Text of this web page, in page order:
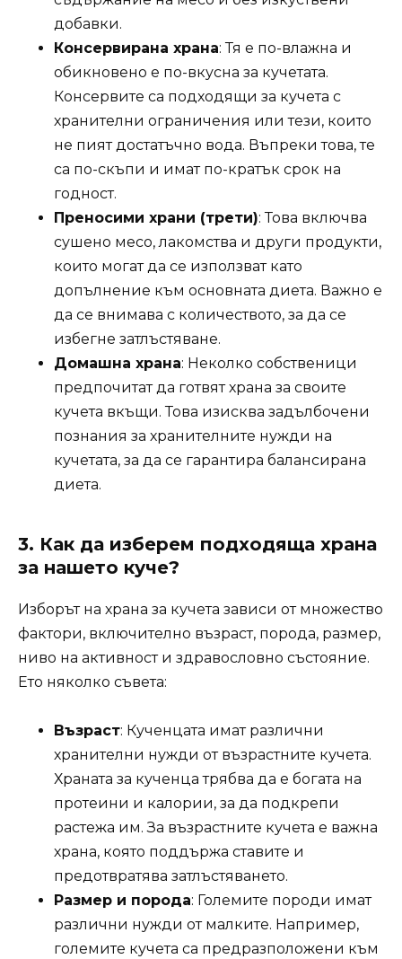
добавки.
Консервирана храна: Тя е по-влажна и
обикновено е по-вкусна за кучетата.
Консервите са подходящи за кучета с
хранителни ограничения или тези, които
не пият достатъчно вода. Въпреки това, те
са по-скъпи и имат по-кратък срок на
годност.
Преносими храни (трети): Това включва
сушено месо, лакомства и други продукти,
които могат да се използват като
допълнение към основната диета. Важно е
да се внимава с количеството, за да се
избегне затлъстяване.
Домашна храна: Неколко собственици
предпочитат да готвят храна за своите
кучета вкъщи. Това изисква задълбочени
познания за хранителните нужди на
кучетата, за да се гарантира балансирана
диета.
3. Как да изберем подходяща храна
за нашето куче?
Изборът на храна за кучета зависи от множество
фактори, включително възраст, порода, размер,
ниво на активност и здравословно състояние.
Ето няколко съвета:
Възраст: Кученцата имат различни
хранителни нужди от възрастните кучета.
Храната за кученца трябва да е богата на
протеини и калории, за да подкрепи
растежа им. За възрастните кучета е важна
храна, която поддържа ставите и
предотвратява затлъстяването.
Размер и порода: Големите породи имат
различни нужди от малките. Например,
големите кучета са предразположени към